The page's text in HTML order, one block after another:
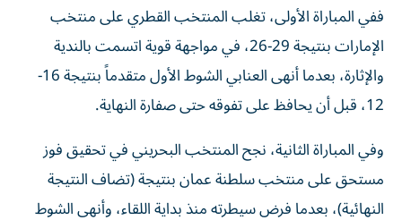
ففي المباراة الأولى، تغلب المنتخب القطري على منتخب
الإمارات بنتيجة 29-26، في مواجهة قوية اتسمت بالندية
والإثارة، بعدما أنهى العنابي الشوط الأول متقدماً بنتيجة 16-
12، قبل أن يحافظ على تفوقه حتى صفارة النهاية.
وفي المباراة الثانية، نجح المنتخب البحريني في تحقيق فوز
مستحق على منتخب سلطنة عمان بنتيجة (تضاف النتيجة
النهائية)، بعدما فرض سيطرته منذ بداية اللقاء، وأنهى الشوط